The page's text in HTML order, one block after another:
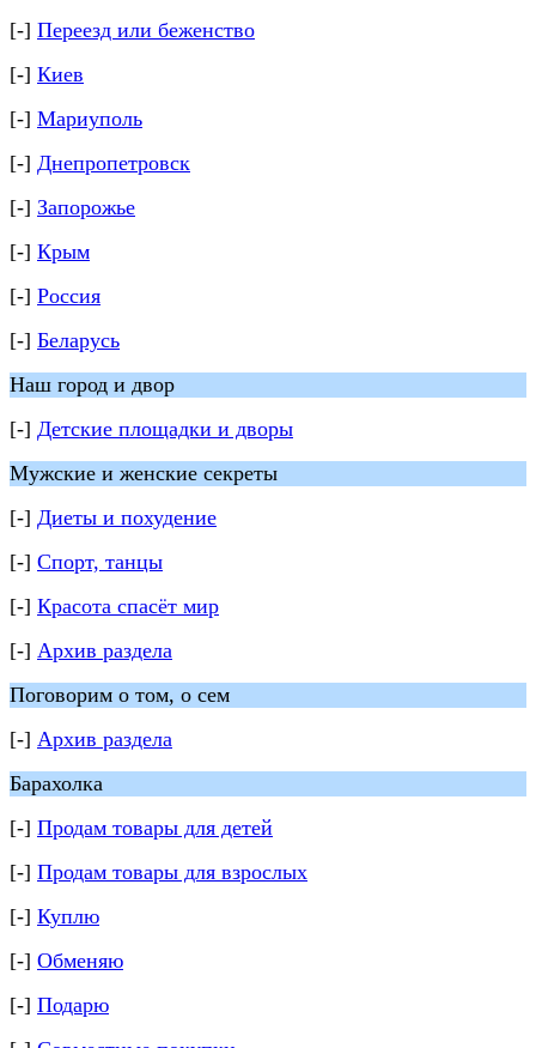
[-] Переезд или беженство
[-] Киев
[-] Мариуполь
[-] Днепропетровск
[-] Запорожье
[-] Крым
[-] Россия
[-] Беларусь
Наш город и двор
[-] Детские площадки и дворы
Мужские и женские секреты
[-] Диеты и похудение
[-] Спорт, танцы
[-] Красота спасёт мир
[-] Архив раздела
Поговорим о том, о сем
[-] Архив раздела
Барахолка
[-] Продам товары для детей
[-] Продам товары для взрослых
[-] Куплю
[-] Обменяю
[-] Подарю